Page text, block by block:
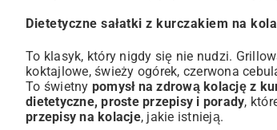
Dietetyczne sałatki z kurczakiem na
To klasyk, który nigdy się nie nudzi.
koktajlowe, świeży ogórek, czerwona
To świetny pomysł na zdrową kolację z
dietetyczne, proste przepisy i porady,
przepisy na kolacje, jakie istnieją.